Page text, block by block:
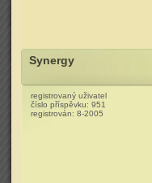
Synergy
registrovaný uživatel
číslo příspěvku: 951
registrován: 8-2005